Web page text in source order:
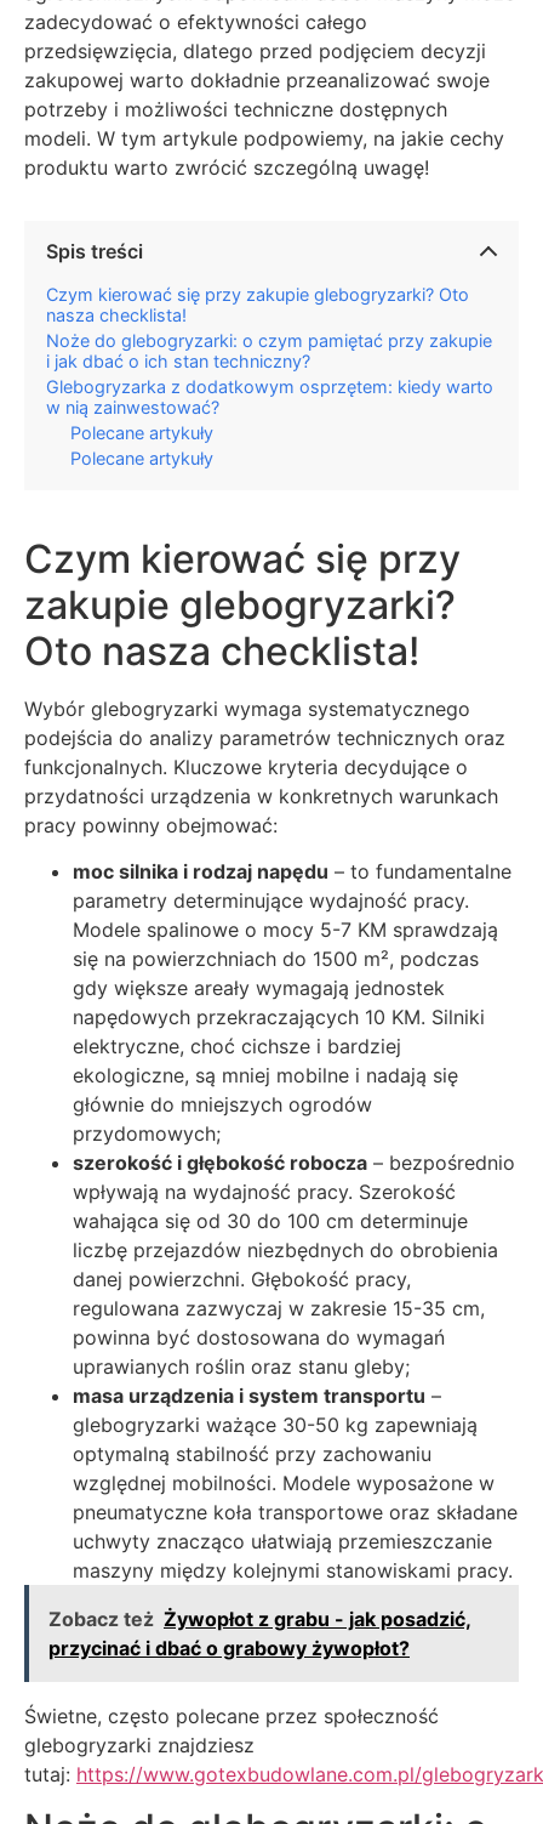
zadecydować o efektywności całego
przedsięwzięcia, dlatego przed podjęciem decyzji
zakupowej warto dokładnie przeanalizować swoje
potrzeby i możliwości techniczne dostępnych
modeli. W tym artykule podpowiemy, na jakie cechy
produktu warto zwrócić szczególną uwagę!
Spis treści
Czym kierować się przy zakupie glebogryzarki? Oto
nasza checklista!
Noże do glebogryzarki: o czym pamiętać przy zakupie
i jak dbać o ich stan techniczny?
Glebogryzarka z dodatkowym osprzętem: kiedy warto
w nią zainwestować?
Polecane artykuły
Polecane artykuły
Czym kierować się przy
zakupie glebogryzarki?
Oto nasza checklista!
Wybór glebogryzarki wymaga systematycznego
podejścia do analizy parametrów technicznych oraz
funkcjonalnych. Kluczowe kryteria decydujące o
przydatności urządzenia w konkretnych warunkach
pracy powinny obejmować:
moc silnika i rodzaj napędu – to fundamentalne
parametry determinujące wydajność pracy.
Modele spalinowe o mocy 5-7 KM sprawdzają
się na powierzchniach do 1500 m², podczas
gdy większe areały wymagają jednostek
napędowych przekraczających 10 KM. Silniki
elektryczne, choć cichsze i bardziej
ekologiczne, są mniej mobilne i nadają się
głównie do mniejszych ogrodów
przydomowych;
szerokość i głębokość robocza – bezpośrednio
wpływają na wydajność pracy. Szerokość
wahająca się od 30 do 100 cm determinuje
liczbę przejazdów niezbędnych do obrobienia
danej powierzchni. Głębokość pracy,
regulowana zazwyczaj w zakresie 15-35 cm,
powinna być dostosowana do wymagań
uprawianych roślin oraz stanu gleby;
masa urządzenia i system transportu –
glebogryzarki ważące 30-50 kg zapewniają
optymalną stabilność przy zachowaniu
względnej mobilności. Modele wyposażone w
pneumatyczne koła transportowe oraz składane
uchwyty znacząco ułatwiają przemieszczanie
maszyny między kolejnymi stanowiskami pracy.
Zobacz też Żywopłot z grabu - jak posadzić,
przycinać i dbać o grabowy żywopłot?
Świetne, często polecane przez społeczność
glebogryzarki znajdziesz
tutaj: https://www.gotexbudowlane.com.pl/